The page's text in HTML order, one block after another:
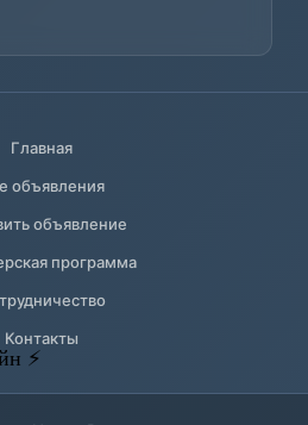
Главная
объявления
объявление
программа
Контакты